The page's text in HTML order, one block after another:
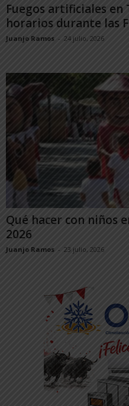
Fuegos artificiales en
horarios durante las
Juanjo Ramos - 24 julio, 2026
Qué hacer con niños
2026
Juanjo Ramos - 23 julio, 2026